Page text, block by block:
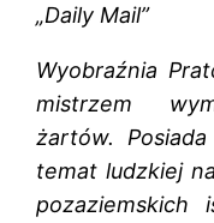
„Daily Mail”
Wyobraźnia
mistrzem
żartów.
temat ludzkiej
pozaziemskich